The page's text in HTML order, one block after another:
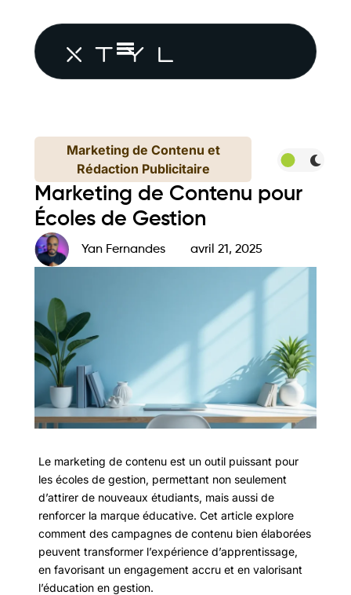
Marketing de Contenu et
Rédaction Publicitaire
Marketing de Contenu pour
Écoles de Gestion
Yan Fernandes avril 21, 2025
Le marketing de contenu est un outil puissant pour
les écoles de gestion, permettant non seulement
d’attirer de nouveaux étudiants, mais aussi de
renforcer la marque éducative. Cet article explore
comment des campagnes de contenu bien élaborées
peuvent transformer l’expérience d’apprentissage,
en favorisant un engagement accru et en valorisant
l’éducation en gestion.